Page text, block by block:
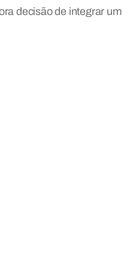
decisão de integrar um